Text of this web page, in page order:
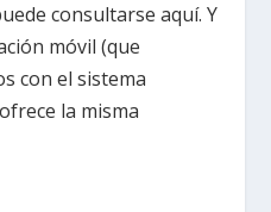
consultarse aquí. Y
móvil (que
con el sistema
la misma